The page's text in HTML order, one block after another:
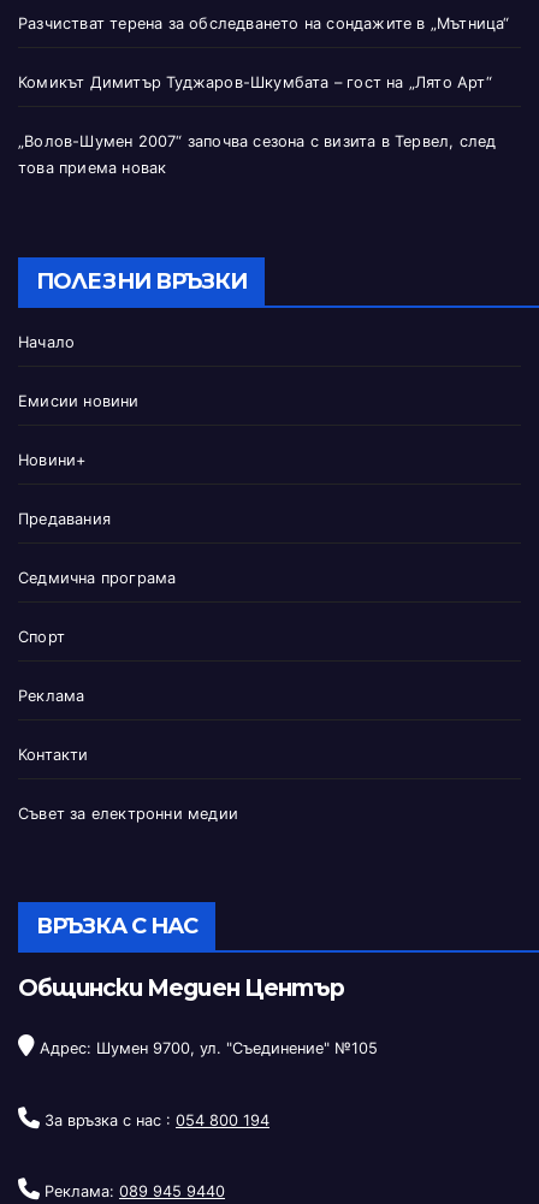
Разчистват терена за обследването на сондажите в „Мътница“
Комикът Димитър Туджаров-Шкумбата – гост на „Лято Арт“
„Волов-Шумен 2007“ започва сезона с визита в Тервел, след
това приема новак
ПОЛЕЗНИ ВРЪЗКИ
Начало
Емисии новини
Новини+
Предавания
Седмична програма
Спорт
Реклама
Контакти
Съвет за електронни медии
ВРЪЗКА С НАС
Общински Медиен Център
Адрес: Шумен 9700, ул. "Съединение" №105
За връзка с нас : 054 800 194
Реклама: 089 945 9440